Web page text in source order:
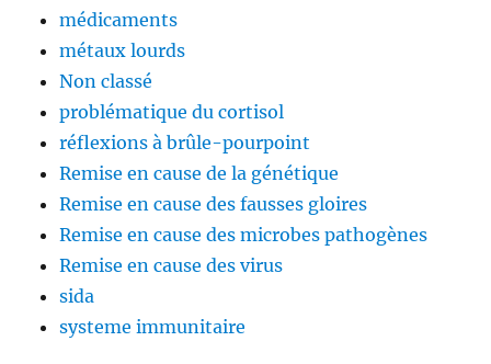
médicaments
métaux lourds
Non classé
problématique du cortisol
réflexions à brûle-pourpoint
Remise en cause de la génétique
Remise en cause des fausses gloires
Remise en cause des microbes pathogènes
Remise en cause des virus
sida
systeme immunitaire